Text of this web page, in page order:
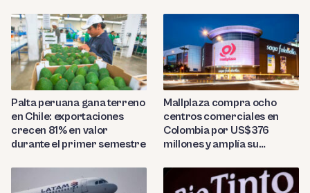
Palta peruana gana terreno
en Chile: exportaciones
crecen 81% en valor
durante el primer semestre
Mallplaza compra ocho
centros comerciales en
Colombia por US$376
millones y amplía su